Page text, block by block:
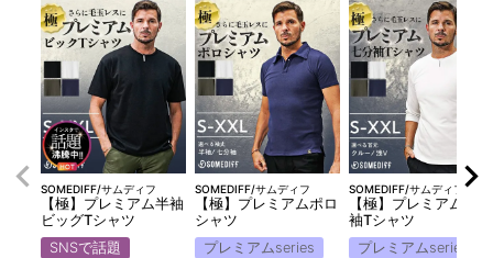
SOMEDIFF/サムディフ
【極】プレミアム半袖
ビッグTシャツ
SNSで話題
SOMEDIFF/サムディフ
【極】プレミアムポロ
シャツ
プレミアムseries
SOMEDIFF/サムディフ
【極】プレミアム7分
袖Tシャツ
プレミアムseries